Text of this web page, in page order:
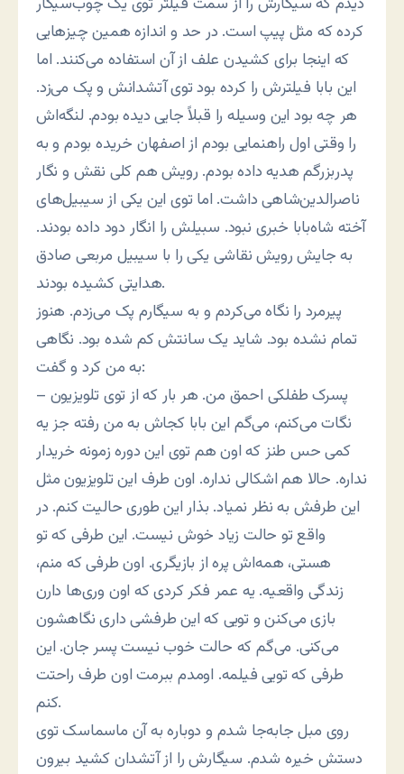
کرده که مثل پیپ است. در حد و اندازه همین چیزهایی
که اینجا برای کشیدن علف از آن استفاده می‌کنند. اما
این بابا فیلترش را کرده بود توی آتشدانش و پک می‌زد.
هر چه بود این وسیله را قبلاً جایی دیده بودم. لنگه‌اش
را وقتی اول راهنمایی بودم از اصفهان خریده بودم و به
پدربزرگم هدیه داده بودم. رویش هم کلی نقش و نگار
ناصرالدین‌شاهی داشت. اما توی این یکی از سیبیل‌های
آخته شاه‌بابا خبری نبود. سبیلش را انگار دود داده بودند.
به جایش رویش نقاشی یکی را با سیبیل مربعی صادق
هدایتی کشیده بودند.
پیرمرد را نگاه می‌کردم و به سیگارم پک می‌زدم. هنوز
تمام نشده بود. شاید یک سانتش کم شده بود. نگاهی
به من کرد و گفت:
– پسرک طفلکی احمق من. هر بار که از توی تلویزیون
نگات می‌کنم، می‌گم این بابا کجاش به من رفته جز یه
کمی حس طنز که اون هم توی این دوره زمونه خریدار
نداره. حالا هم اشکالی نداره. اون طرف این تلویزیون مثل
این طرفش به نظر نمیاد. بذار این طوری حالیت کنم. در
واقع تو حالت زیاد خوش نیست. این طرفی که تو
هستی، همه‌اش پره از بازیگری. اون طرفی که منم،
زندگی واقعیه. یه عمر فکر کردی که اون وری‌ها دارن
بازی می‌کنن و تویی که این طرفشی داری نگاهشون
می‌کنی. می‌گم که حالت خوب نیست پسر جان. این
طرفی که تویی فیلمه. اومدم ببرمت اون طرف راحتت
کنم.
روی مبل جابه‌جا شدم و دوباره به آن ماسماسک توی
دستش خیره شدم. سیگارش را از آتشدان کشید بیرون